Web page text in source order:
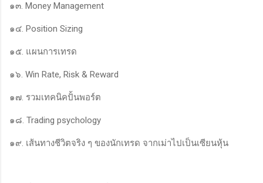
๑๓. Money Management
๑๔. Position Sizing
๑๕. แผนการเทรด
๑๖. Win Rate, Risk & Reward
๑๗. รวมเทคนิคปั้นพอร์ต
๑๘. Trading psychology
๑๙. เส้นทางชีวิตจริง ๆ ของนักเทรด จากเม่าไปเป็นเซียนหุ้น